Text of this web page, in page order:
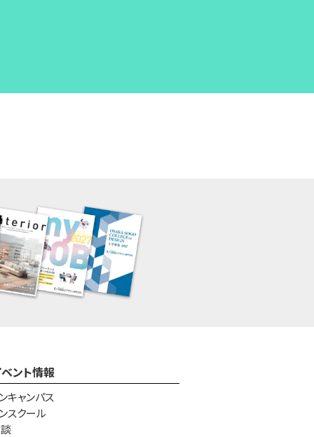
ント情報
キャンパス
スクール